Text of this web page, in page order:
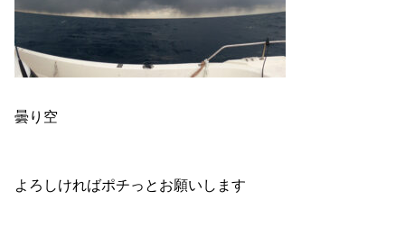
曇り空
よろしければポチっとお願いします